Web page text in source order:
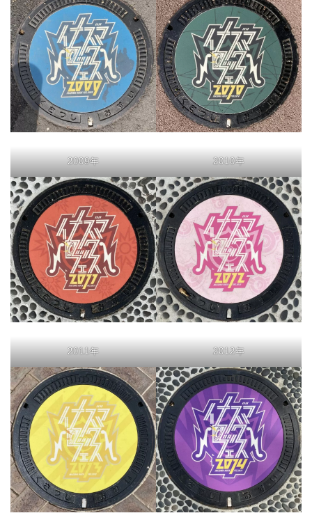
2009年 2010年
2011年 2012年